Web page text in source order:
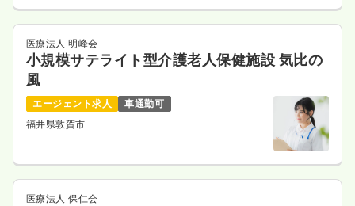
医療法人 明峰会
小規模サテライト型介護老人保健施設 気比の
風
エージェント求人
車通勤可
福井県敦賀市
医療法人 保仁会